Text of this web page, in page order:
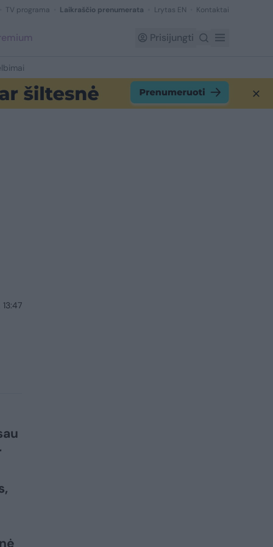
TV programa Laikraščio prenumerata Lrytas EN Kontaktai
Prisijungti